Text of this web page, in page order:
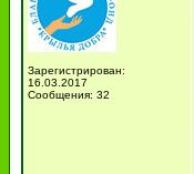
Зарегистрирован:
16.03.2017
Сообщения: 32